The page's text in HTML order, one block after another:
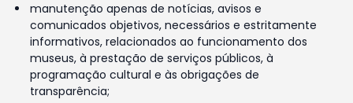
manutenção apenas de notícias, avisos e
comunicados objetivos, necessários e estritamente
informativos, relacionados ao funcionamento dos
museus, à prestação de serviços públicos, à
programação cultural e às obrigações de
transparência;